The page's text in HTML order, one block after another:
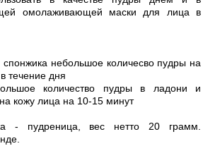
омолаживающей маски для лица в
небольшое количесво пудры на
течение дня
количество пудры в ладони и
кожу лица на 10-15 минут
- пудреница, вес нетто 20 грамм.